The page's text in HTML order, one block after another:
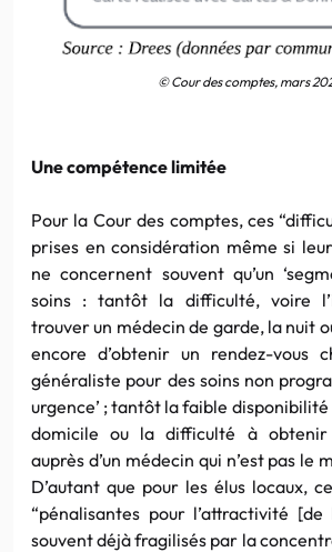
© Cour des comptes, mars
Une compétence limitée
Pour la Cour des comptes, ces
prises en considération même si
ne concernent souvent qu’un
soins : tantôt la difficulté, voire
trouver un médecin de garde, la nuit
encore d’obtenir un rendez-vous
généraliste pour des soins non
urgence’ ; tantôt la faible disponibilité
domicile ou la difficulté à obtenir
auprès d’un médecin qui n’est pas le
D’autant que pour les élus locaux,
“pénalisantes pour l’attractivité
souvent déjà fragilisés par la